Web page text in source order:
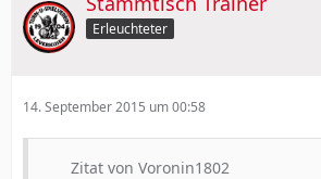
Erleuchteter
14. September 2015 um 00:58
Zitat von Voronin1802